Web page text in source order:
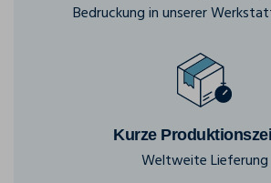
Bedruckung in unserer
Kurze
Weltweite Lieferung